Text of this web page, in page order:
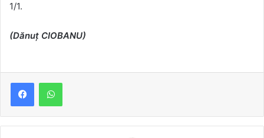
1/1.
(Dănuț CIOBANU)